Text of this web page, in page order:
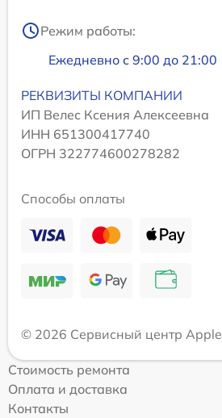
Режим работы:
Ежедневно с 9:00 до 21:00
РЕКВИЗИТЫ КОМПАНИИ
ИП Велес Ксения Алексеевна
ИНН 651300417740
ОГРН 322774600278282
Способы оплаты
© 2026 Сервисный центр Apple
Стоимость ремонта
Оплата и доставка
Контакты